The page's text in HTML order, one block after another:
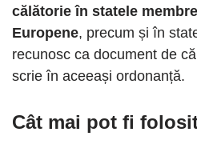
călătorie în statele
Europene, precum și în
recunosc ca document de
scrie în aceeași ordonanță.
Cât mai pot fi